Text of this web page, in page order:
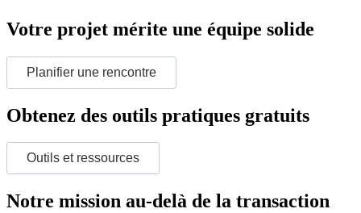
Votre projet mérite une équipe solide
Planifier une rencontre
Obtenez des outils pratiques gratuits
Outils et ressources
Notre mission au-delà de la transaction